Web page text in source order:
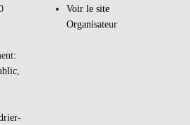
,
Voir le site
Organisateur